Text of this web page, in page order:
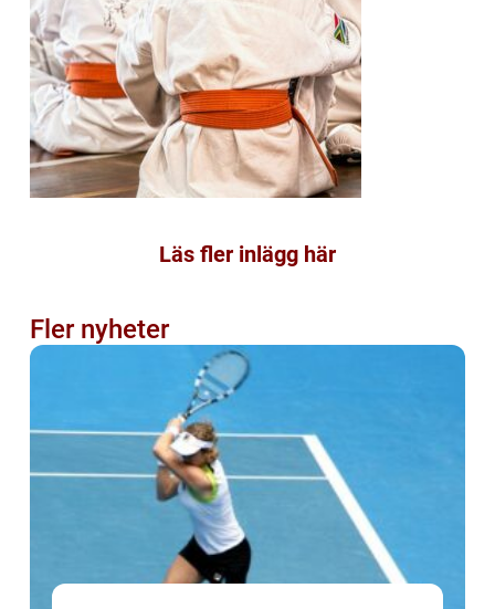
Läs fler inlägg här
Fler nyheter